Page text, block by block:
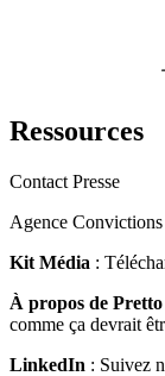
Ressources
Contact Presse
Agence Convictions
Kit Média :
À propos de Pretto
comme ça devrait
LinkedIn : Suivez